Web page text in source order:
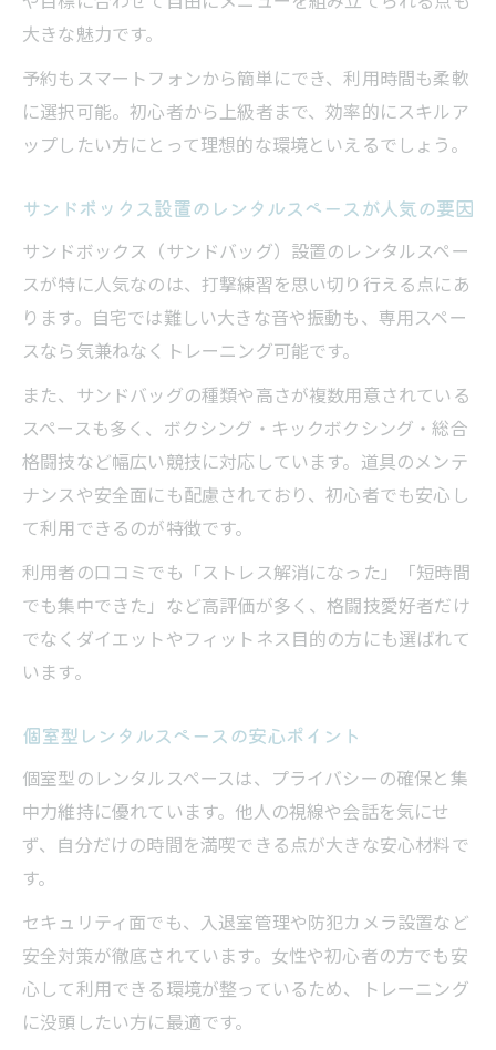
大きな魅力です。
予約もスマートフォンから簡単にでき、利用時間も柔軟
に選択可能。初心者から上級者まで、効率的にスキルア
ップしたい方にとって理想的な環境といえるでしょう。
サンドボックス設置のレンタルスペースが人気の要因
サンドボックス（サンドバッグ）設置のレンタルスペー
スが特に人気なのは、打撃練習を思い切り行える点にあ
ります。自宅では難しい大きな音や振動も、専用スペー
スなら気兼ねなくトレーニング可能です。
また、サンドバッグの種類や高さが複数用意されている
スペースも多く、ボクシング・キックボクシング・総合
格闘技など幅広い競技に対応しています。道具のメンテ
ナンスや安全面にも配慮されており、初心者でも安心し
て利用できるのが特徴です。
利用者の口コミでも「ストレス解消になった」「短時間
でも集中できた」など高評価が多く、格闘技愛好者だけ
でなくダイエットやフィットネス目的の方にも選ばれて
います。
個室型レンタルスペースの安心ポイント
個室型のレンタルスペースは、プライバシーの確保と集
中力維持に優れています。他人の視線や会話を気にせ
ず、自分だけの時間を満喫できる点が大きな安心材料で
す。
セキュリティ面でも、入退室管理や防犯カメラ設置など
安全対策が徹底されています。女性や初心者の方でも安
心して利用できる環境が整っているため、トレーニング
に没頭したい方に最適です。